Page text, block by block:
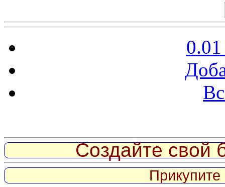
Создайте свой